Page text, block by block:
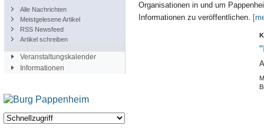
Alle Nachrichten
Meistgelesene Artikel
RSS Newsfeed
Artikel schreiben
Veranstaltungskalender
Informationen
Organisationen in und um
Informationen zu veröffentlichen.